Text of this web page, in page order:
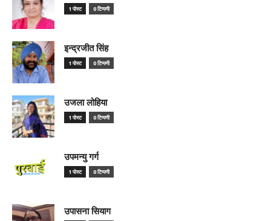
1 पोस्ट 0 टिप्पणी
इन्द्रजीत सिंह
1 पोस्ट 0 टिप्पणी
उजला लोहिया
1 पोस्ट 0 टिप्पणी
उपमन्यु गर्ग
1 पोस्ट 0 टिप्पणी
उपासना सियाग